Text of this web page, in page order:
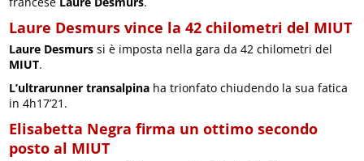
Laure Desmurs vince la 42 chilometri del MIUT
Laure Desmurs si è imposta nella gara da 42 chilometri del
MIUT.
L’ultrarunner transalpina ha trionfato chiudendo la sua fatica
in 4h17’21.
Elisabetta Negra firma un ottimo secondo
posto al MIUT